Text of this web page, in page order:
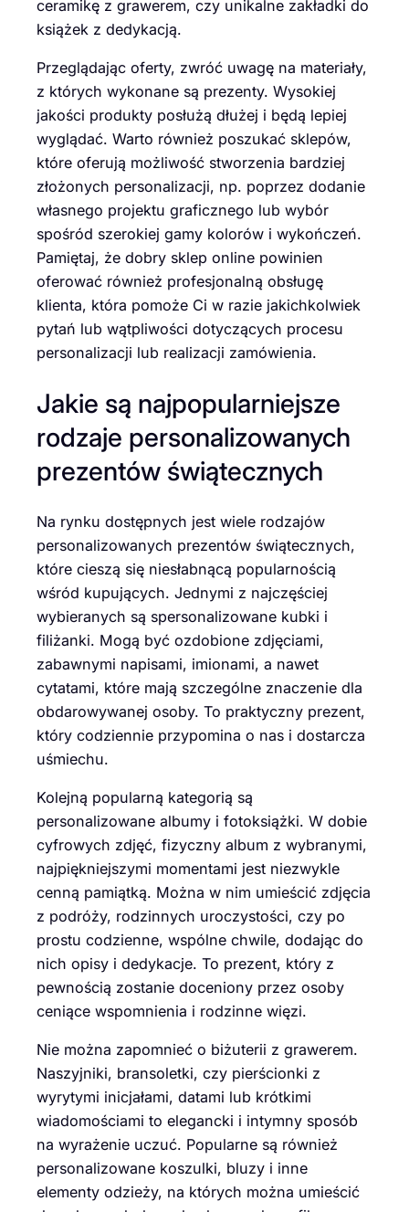
ceramikę z grawerem, czy unikalne zakładki do
książek z dedykacją.
Przeglądając oferty, zwróć uwagę na materiały,
z których wykonane są prezenty. Wysokiej
jakości produkty posłużą dłużej i będą lepiej
wyglądać. Warto również poszukać sklepów,
które oferują możliwość stworzenia bardziej
złożonych personalizacji, np. poprzez dodanie
własnego projektu graficznego lub wybór
spośród szerokiej gamy kolorów i wykończeń.
Pamiętaj, że dobry sklep online powinien
oferować również profesjonalną obsługę
klienta, która pomoże Ci w razie jakichkolwiek
pytań lub wątpliwości dotyczących procesu
personalizacji lub realizacji zamówienia.
Jakie są najpopularniejsze
rodzaje personalizowanych
prezentów świątecznych
Na rynku dostępnych jest wiele rodzajów
personalizowanych prezentów świątecznych,
które cieszą się niesłabnącą popularnością
wśród kupujących. Jednymi z najczęściej
wybieranych są spersonalizowane kubki i
filiżanki. Mogą być ozdobione zdjęciami,
zabawnymi napisami, imionami, a nawet
cytatami, które mają szczególne znaczenie dla
obdarowywanej osoby. To praktyczny prezent,
który codziennie przypomina o nas i dostarcza
uśmiechu.
Kolejną popularną kategorią są
personalizowane albumy i fotoksiążki. W dobie
cyfrowych zdjęć, fizyczny album z wybranymi,
najpiękniejszymi momentami jest niezwykle
cenną pamiątką. Można w nim umieścić zdjęcia
z podróży, rodzinnych uroczystości, czy po
prostu codzienne, wspólne chwile, dodając do
nich opisy i dedykacje. To prezent, który z
pewnością zostanie doceniony przez osoby
ceniące wspomnienia i rodzinne więzi.
Nie można zapomnieć o biżuterii z grawerem.
Naszyjniki, bransoletki, czy pierścionki z
wyrytymi inicjałami, datami lub krótkimi
wiadomościami to elegancki i intymny sposób
na wyrażenie uczuć. Popularne są również
personalizowane koszulki, bluzy i inne
elementy odzieży, na których można umieścić